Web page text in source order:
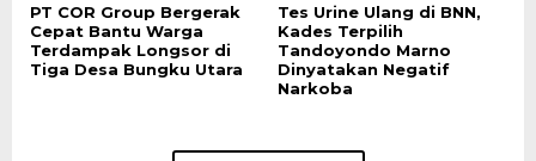
PT COR Group Bergerak
Cepat Bantu Warga
Terdampak Longsor di
Tiga Desa Bungku Utara
Tes Urine Ulang di BNN,
Kades Terpilih
Tandoyondo Marno
Dinyatakan Negatif
Narkoba